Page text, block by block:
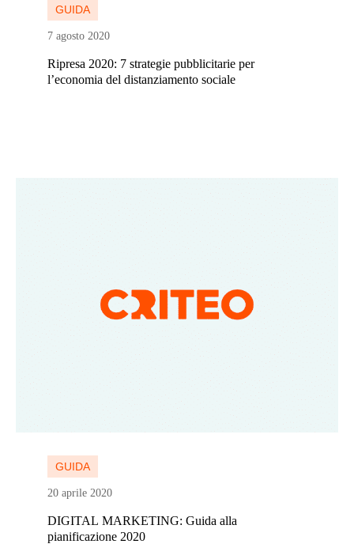
GUIDA
7 agosto 2020
Ripresa 2020: 7 strategie pubblicitarie per
l’economia del distanziamento sociale
GUIDA
20 aprile 2020
DIGITAL MARKETING: Guida alla
pianificazione 2020